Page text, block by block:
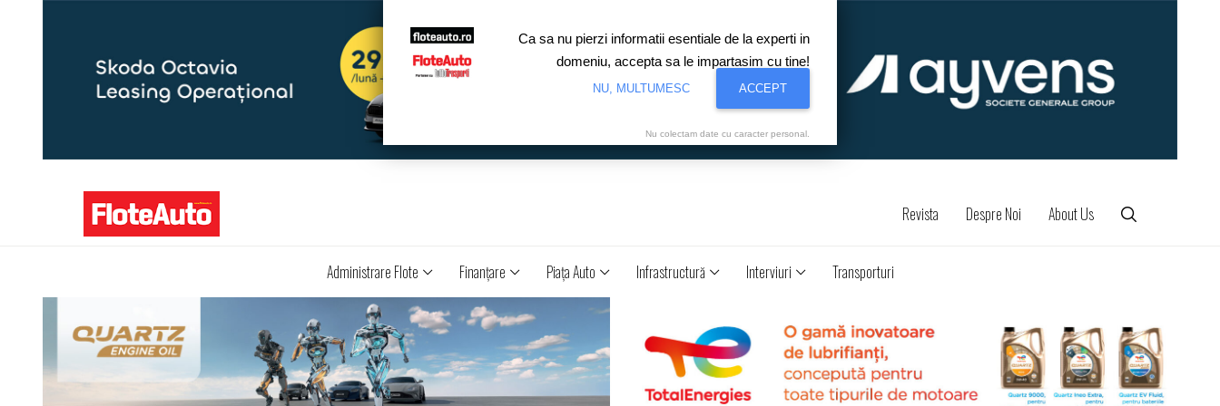
Revista Despre Noi About Us
Administrare Flote Finanţare Piaţa Auto Infrastructură Interviuri Transporturi
Ca sa nu pierzi informatii esentiale de la experti in
domeniu, accepta sa le impartasim cu tine!
NU, MULTUMESC ACCEPT
Nu colectam date cu caracter personal.